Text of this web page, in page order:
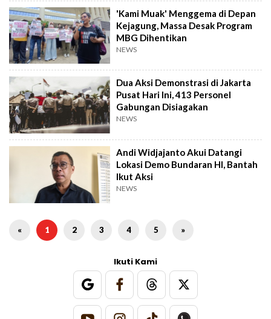
'Kami Muak' Menggema di Depan
Kejagung, Massa Desak Program
MBG Dihentikan
NEWS
Dua Aksi Demonstrasi di Jakarta
Pusat Hari Ini, 413 Personel
Gabungan Disiagakan
NEWS
Andi Widjajanto Akui Datangi
Lokasi Demo Bundaran HI, Bantah
Ikut Aksi
NEWS
« 1 2 3 4 5 »
Ikuti Kami